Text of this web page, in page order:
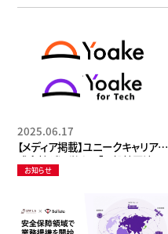
都市構想への貢献を目指
【メディア掲載】ユニークキャリア株
式会社が運営する「一般社団法人
キャリア協会」にて、おすすめの転
2025.06.17
お知らせ